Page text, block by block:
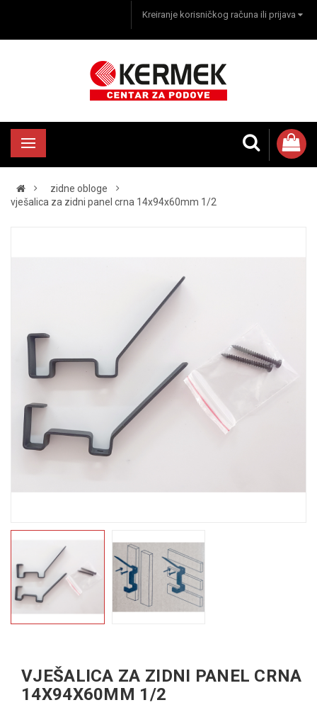
Kreiranje korisničkog računa ili prijava
zidne obloge
vješalica za zidni panel crna 14x94x60mm 1/2
VJEŠALICA ZA ZIDNI PANEL CRNA
14X94X60MM 1/2